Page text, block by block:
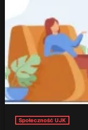
O nas
EKIPA
Rekrutacja Fraszka
Podcasty
Przydatne linki
Społeczność UJK